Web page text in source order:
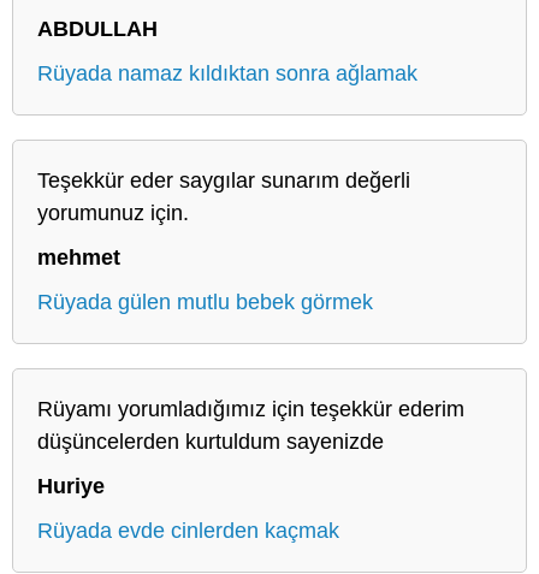
ABDULLAH
Rüyada namaz kıldıktan sonra ağlamak
Teşekkür eder saygılar sunarım değerli
yorumunuz için.
mehmet
Rüyada gülen mutlu bebek görmek
Rüyamı yorumladığımız için teşekkür ederim
düşüncelerden kurtuldum sayenizde
Huriye
Rüyada evde cinlerden kaçmak